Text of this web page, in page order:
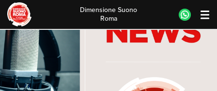
Skip
to
content
Dimensione Suono
Roma